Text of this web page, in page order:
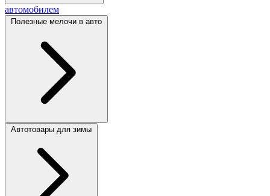
автомобилем
Полезные мелочи в авто
Автотовары для зимы